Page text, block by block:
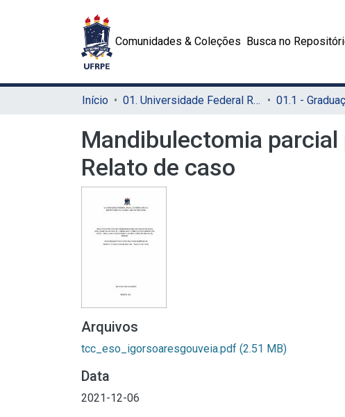
Comunidades & Coleções Busca no
Início 01. Universidade Federal Rural de Pernambuco - UFRPE (Sede) 01.1 -
Mandibulectomia
Relato de caso
Arquivos
tcc_eso_igorsoaresgouveia.pdf (2.51 MB)
Data
2021-12-06